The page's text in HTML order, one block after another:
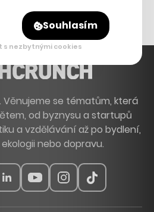
Věnujeme se tématům, která
od byznysu a startupů
a vzdělávání až po bydlení,
nebo dopravu.
Souhlasím
s nezbytnými cookies